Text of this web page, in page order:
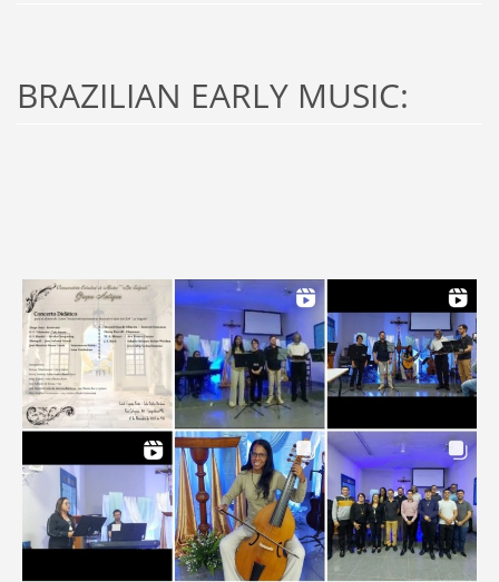
BRAZILIAN EARLY MUSIC: